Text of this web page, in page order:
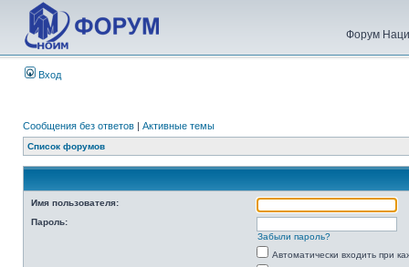
Форум
Вход
Сообщения без ответов | Активные темы
Список форумов
Имя пользователя:
Пароль:
Забыли пароль?
Автоматически входить при